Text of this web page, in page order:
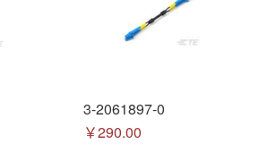
3-2061897-0
￥290.00